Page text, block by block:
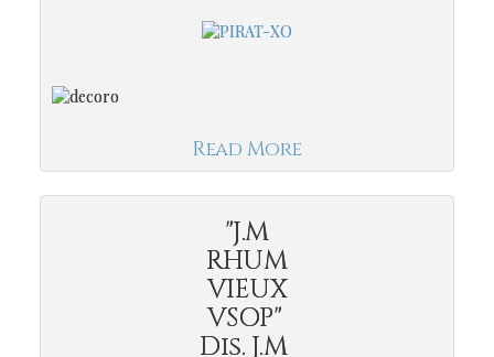
Read More
"J.M
RHUM
VIEUX
VSOP"
Dis. J.M